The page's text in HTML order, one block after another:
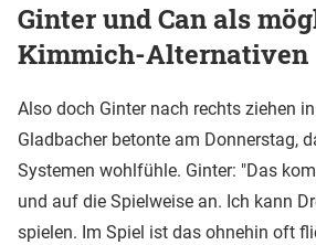
Ginter und Can als
Kimmich-Alternativen
Also doch Ginter nach rechts ziehen
Gladbacher betonte am Donnerstag,
Systemen wohlfühle. Ginter: "Das
und auf die Spielweise an. Ich kann
spielen. Im Spiel ist das ohnehin oft